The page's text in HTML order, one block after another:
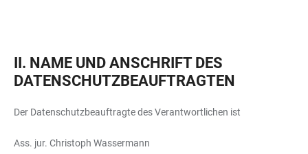
II. NAME UND ANSCHRIFT DES
DATENSCHUTZBEAUFTRAGTEN
Der Datenschutzbeauftragte des Verantwortlichen ist
Ass. jur. Christoph Wassermann